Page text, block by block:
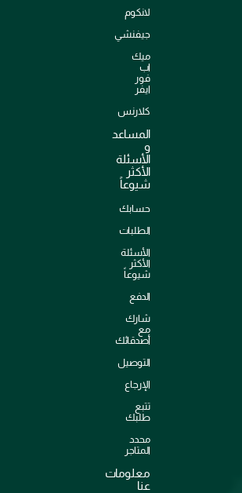
لانكوم
جيفنشي
ميك
اب
فور
ايفر
كلارنس
المساعد
و
الأسئلة
الأكثر
شيوعاً
حسابك
الطلبات
الأسئلة
الأكثر
شيوعاً
الدفع
شارك
مع
أصدقائك
التوصيل
الإرجاع
تتبع
طلبك
محدد
المتاجر
معلومات
عنا